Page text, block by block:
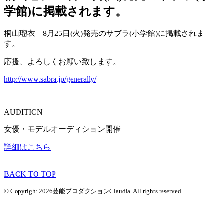
学館)に掲載されます。
桐山瑠衣 8月25日(火)発売のサブラ(小学館)に掲載されま
す。
応援、よろしくお願い致します。
http://www.sabra.jp/generally/
AUDITION
女優・モデルオーディション開催
詳細はこちら
BACK TO TOP
© Copyright 2026芸能プロダクションClaudia. All rights reserved.